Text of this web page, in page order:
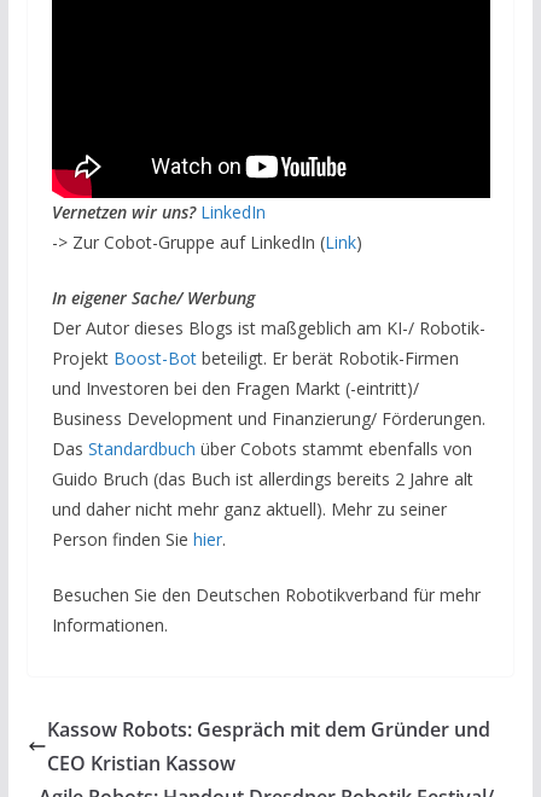
Vernetzen wir uns? LinkedIn
-> Zur Cobot-Gruppe auf LinkedIn (Link)
In eigener Sache/ Werbung
Der Autor dieses Blogs ist maßgeblich am KI-/ Robotik-
Projekt Boost-Botbeteiligt. Er berät Robotik-Firmen
und Investoren bei den Fragen Markt (-eintritt)/
Business Development und Finanzierung/ Förderungen.
Das Standardbuch über Cobots stammt ebenfalls von
Guido Bruch (das Buch ist allerdings bereits 2 Jahre alt
und daher nicht mehr ganz aktuell). Mehr zu seiner
Person finden Sie hier.
Besuchen Sie den Deutschen Robotikverband für mehr
Informationen.
Kassow Robots: Gespräch mit dem Gründer und
CEO Kristian Kassow